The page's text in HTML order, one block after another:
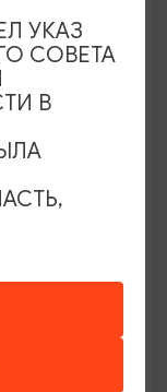
музей
УКАЗ
СОВЕТА
В